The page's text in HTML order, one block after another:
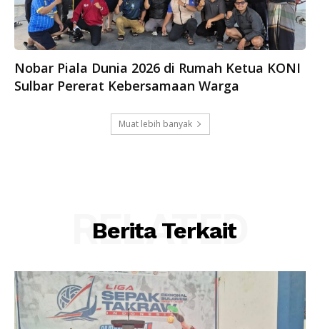
Nobar Piala Dunia 2026 di Rumah Ketua KONI
Sulbar Pererat Kebersamaan Warga
Muat lebih banyak
Berita Terkait
RELATED